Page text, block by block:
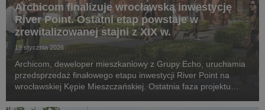
Archicom finalizuje wrocławską inwestycję
River Point. Ostatni etap powstaje w
zrewitalizowanej stajni z XIX w.
19 stycznia 2026
Archicom, deweloper mieszkaniowy z Grupy Echo, uruchamia
przedsprzedaż finałowego etapu inwestycji River Point na
wrocławskiej Kępie Mieszczańskiej. Ostatnia faza projektu